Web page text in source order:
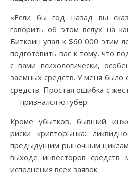
«Если бы год назад вы
говорить об этом вслух на
Биткоин упал к $60 000 этим
подготовить вас к тому, что
с вами психологически,
заемных средств. У меня было
средств. Простая ошибка с
— признался ютубер.
Кроме убытков, бывший
риски крипторынка:
предыдущим рыночным
выходе инвесторов
исполнения всех заявок.